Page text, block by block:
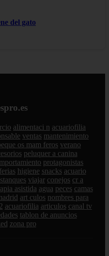
del gato
alimentaci n acuariofilia
ventas mantenimiento
os mam feros verano
peluquer a canina
protagonistas
ferias higiene snacks acuario
viajar conejos cr a
asistida agua peces camas
art culos nombres para
acuariofilia articulos canal tv
tablon de anuncios
zona pro